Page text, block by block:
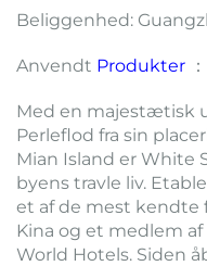
Beliggenhed:
Anvendt Produkter
Med en majestætisk
Perleflod fra sin
Mian Island er White
byens travle liv.
et af de mest kendte
Kina og et medlem
World Hotels. Siden